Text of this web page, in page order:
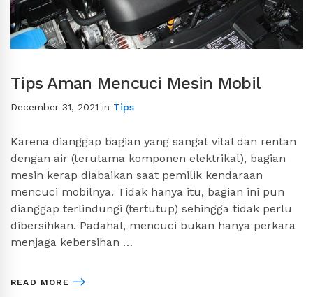
Tips Aman Mencuci Mesin Mobil
December 31, 2021 in Tips
Karena dianggap bagian yang sangat vital dan rentan
dengan air (terutama komponen elektrikal), bagian
mesin kerap diabaikan saat pemilik kendaraan
mencuci mobilnya. Tidak hanya itu, bagian ini pun
dianggap terlindungi (tertutup) sehingga tidak perlu
dibersihkan. Padahal, mencuci bukan hanya perkara
menjaga kebersihan …
READ MORE